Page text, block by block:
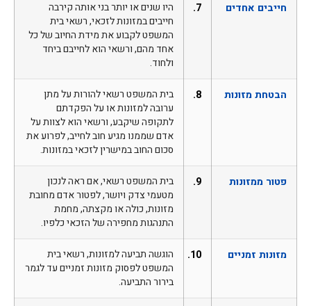
חייבים אחדים
היו שנים או יותר בני אותה קירבה
חייבים במזונות לזכאי, רשאי בית
המשפט לקבוע את מידת החיוב של כל
אחד מהם, ורשאי הוא לחייבם ביחד
ולחוד.
הבטחת מזונות
בית המשפט רשאי להורות על מתן
ערובה למזונות או על הפקדתם
לתקופה שיקבע, ורשאי הוא לצוות על
אדם שממנו מגיע חוב לחייב, לפרוע את
סכום החוב במישרין לזכאי במזונות.
פטור ממזונות
בית המשפט רשאי, אם ראה לנכון
מטעמי צדק ויושר, לפטור אדם מחובת
מזונות, כולה או מקצתה, מחמת
התנהגות מחפירה של הזכאי כלפיו.
מזונות זמניים 10.
הוגשה תביעה למזונות, רשאי בית
המשפט לפסוק מזונות זמניים עד לגמר
בירור התביעה.